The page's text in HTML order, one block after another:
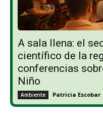
A sala llena: el
científico de la
conferencias
Niño
Ambiente Patricia Escobar